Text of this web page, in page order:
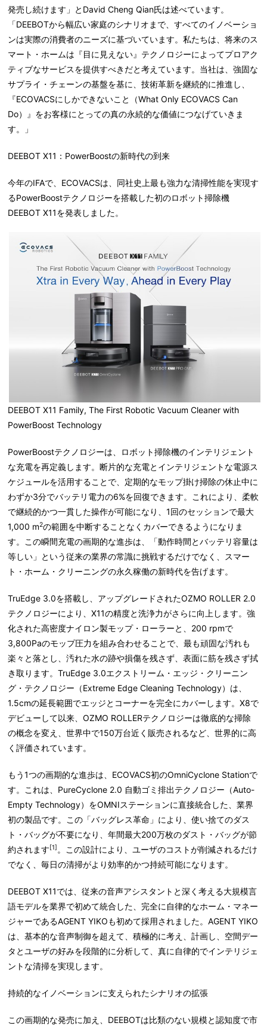
発売し続けます」とDavid Cheng Qian氏は述べています。
「DEEBOTから幅広い家庭のシナリオまで、すべてのイノベーショ
ンは実際の消費者のニーズに基づいています。私たちは、将来のス
マート・ホームは『目に見えない』テクノロジーによってプロアク
ティブなサービスを提供すべきだと考えています。当社は、強固な
サプライ・チェーンの基盤を基に、技術革新を継続的に推進し、
『ECOVACSにしかできないこと（What Only ECOVACS Can
Do）』をお客様にとっての真の永続的な価値につなげていきま
す。」
DEEBOT X11 ： PowerBoostの新時代の到来
今年のIFAで、ECOVACSは、同社史上最も強力な清掃性能を実現す
るPowerBoostテクノロジーを搭載した初のロボット掃除機
DEEBOT X11を発表しました。
DEEBOT X11 Family, The First Robotic Vacuum Cleaner with
PowerBoost Technology
PowerBoostテクノロジーは、ロボット掃除機のインテリジェント
な充電を再定義します。断片的な充電とインテリジェントな電源ス
ケジュールを活用することで、定期的なモップ掛け掃除の休止中に
わずか3分でバッテリ電力の6%を回復できます。これにより、柔軟
で継続的かつ一貫した操作が可能になり、1回のセッションで最大
1,000 m2の範囲を中断することなくカバーできるようになりま
す。この瞬間充電の画期的な進歩は、「動作時間とバッテリ容量は
等しい」という従来の業界の常識に挑戦するだけでなく、スマー
ト・ホーム・クリーニングの永久稼働の新時代を告げます。
TruEdge 3.0を搭載し、アップグレードされたOZMO ROLLER 2.0
テクノロジーにより、X11の精度と洗浄力がさらに向上します。強
化された高密度ナイロン製モップ・ローラーと、200 rpmで
3,800Paのモップ圧力を組み合わせることで、最も頑固な汚れも
楽々と落とし、汚れた水の跡や損傷を残さず、表面に筋を残さず拭
き取ります。TruEdge 3.0エクストリーム・エッジ・クリーニン
グ・テクノロジー（Extreme Edge Cleaning Technology）は、
1.5cmの延長範囲でエッジとコーナーを完全にカバーします。X8で
デビューして以来、OZMO ROLLERテクノロジーは徹底的な掃除
の概念を変え、世界中で150万台近く販売されるなど、世界的に高
く評価されています。
もう1つの画期的な進歩は、ECOVACS初のOmniCyclone Stationで
す。これは、PureCyclone 2.0 自動ゴミ排出テクノロジー（Auto-
Empty Technology）をOMNIステーションに直接統合した、業界
初の製品です。この「バッグレス革命」により、使い捨てのダス
ト・バッグが不要になり、年間最大200万枚のダスト・バッグが節
約されます [1] 。この設計により、ユーザのコストが削減されるだけ
でなく、毎日の清掃がより効率的かつ持続可能になります。
DEEBOT X11では、従来の音声アシスタントと深く考える大規模言
語モデルを業界で初めて統合した、完全に自律的なホーム・マネー
ジャーであるAGENT YIKOも初めて採用されました。AGENT YIKO
は、基本的な音声制御を超えて、積極的に考え、計画し、空間デー
タとユーザの好みを段階的に分析して、真に自律的でインテリジェ
ントな清掃を実現します。
持続的なイノベーションに支えられたシナリオの拡張
この画期的な発売に加え、DEEBOTは比類のない規模と認知度で市